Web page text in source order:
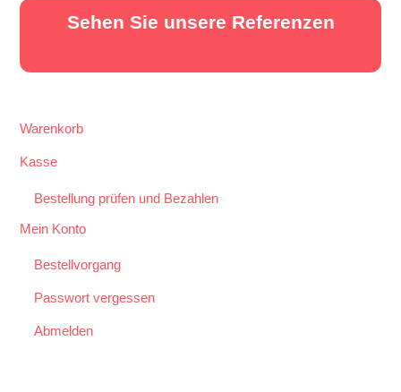
Sehen Sie unsere Referenzen
Warenkorb
Kasse
Bestellung prüfen und Bezahlen
Mein Konto
Bestellvorgang
Passwort vergessen
Abmelden